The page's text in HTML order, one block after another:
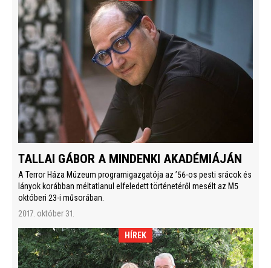
TALLAI GÁBOR A MINDENKI AKADÉMIÁJÁN
A Terror Háza Múzeum programigazgatója az ’56-os pesti srácok és
lányok korábban méltatlanul elfeledett történetéről mesélt az M5
októberi 23-i műsorában.
2017. október 31.
HÍREK